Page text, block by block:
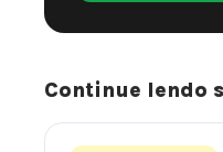
Continue lendo